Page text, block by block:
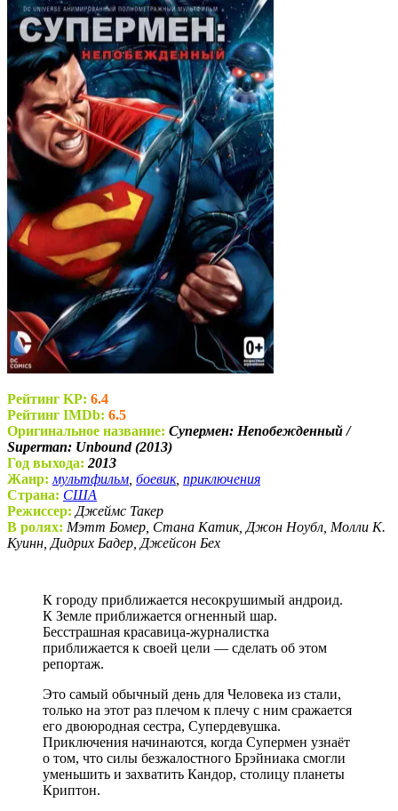
Рейтинг KP: 6.4
Рейтинг IMDb: 6.5
Оригинальное название: Супермен: Непобежденный /
Superman: Unbound (2013)
Год выхода: 2013
Жанр: мультфильм боевик, приключения
Страна: США
Режиссер: Джеймс Такер
В ролях: Мэтт Бомер, Стана Катик, Джон Ноубл, Молли К.
Куинн, Дидрих Бадер, Джейсон Бех
К городу приближается несокрушимый андроид.
К Земле приближается огненный шар.
Бесстрашная красавица-журналистка
приближается к своей цели — сделать об этом
репортаж.
Это самый обычный день для Человека из стали,
только на этот раз плечом к плечу с ним сражается
его двоюродная сестра, Супердевушка.
Приключения начинаются, когда Супермен узнаёт
о том, что силы безжалостного Брэйниака смогли
уменьшить и захватить Кандор, столицу планеты
Криптон.